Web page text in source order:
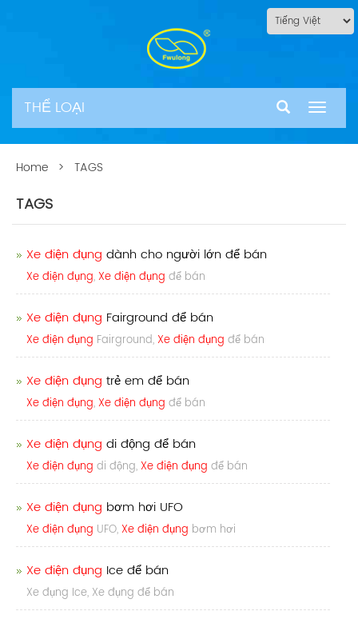
Chuyển
đổi
điều
THỂ LOẠI
Home > TAGS
TAGS
Xe điện đụng dành cho người lớn để bán
Xe điện đụng,Xe điện đụng để bán
Xe điện đụng Fairground để bán
Xe điện đụng Fairground,Xe điện đụng để bán
Xe điện đụng trẻ em để bán
Xe điện đụng,Xe điện đụng để bán
Xe điện đụng di động để bán
Xe điện đụng di động,Xe điện đụng để bán
Xe điện đụng bơm hơi UFO
Xe điện đụng UFO,Xe điện đụng bơm hơi
Xe điện đụng Ice để bán
Xe đụng Ice, Xe đụng để bán